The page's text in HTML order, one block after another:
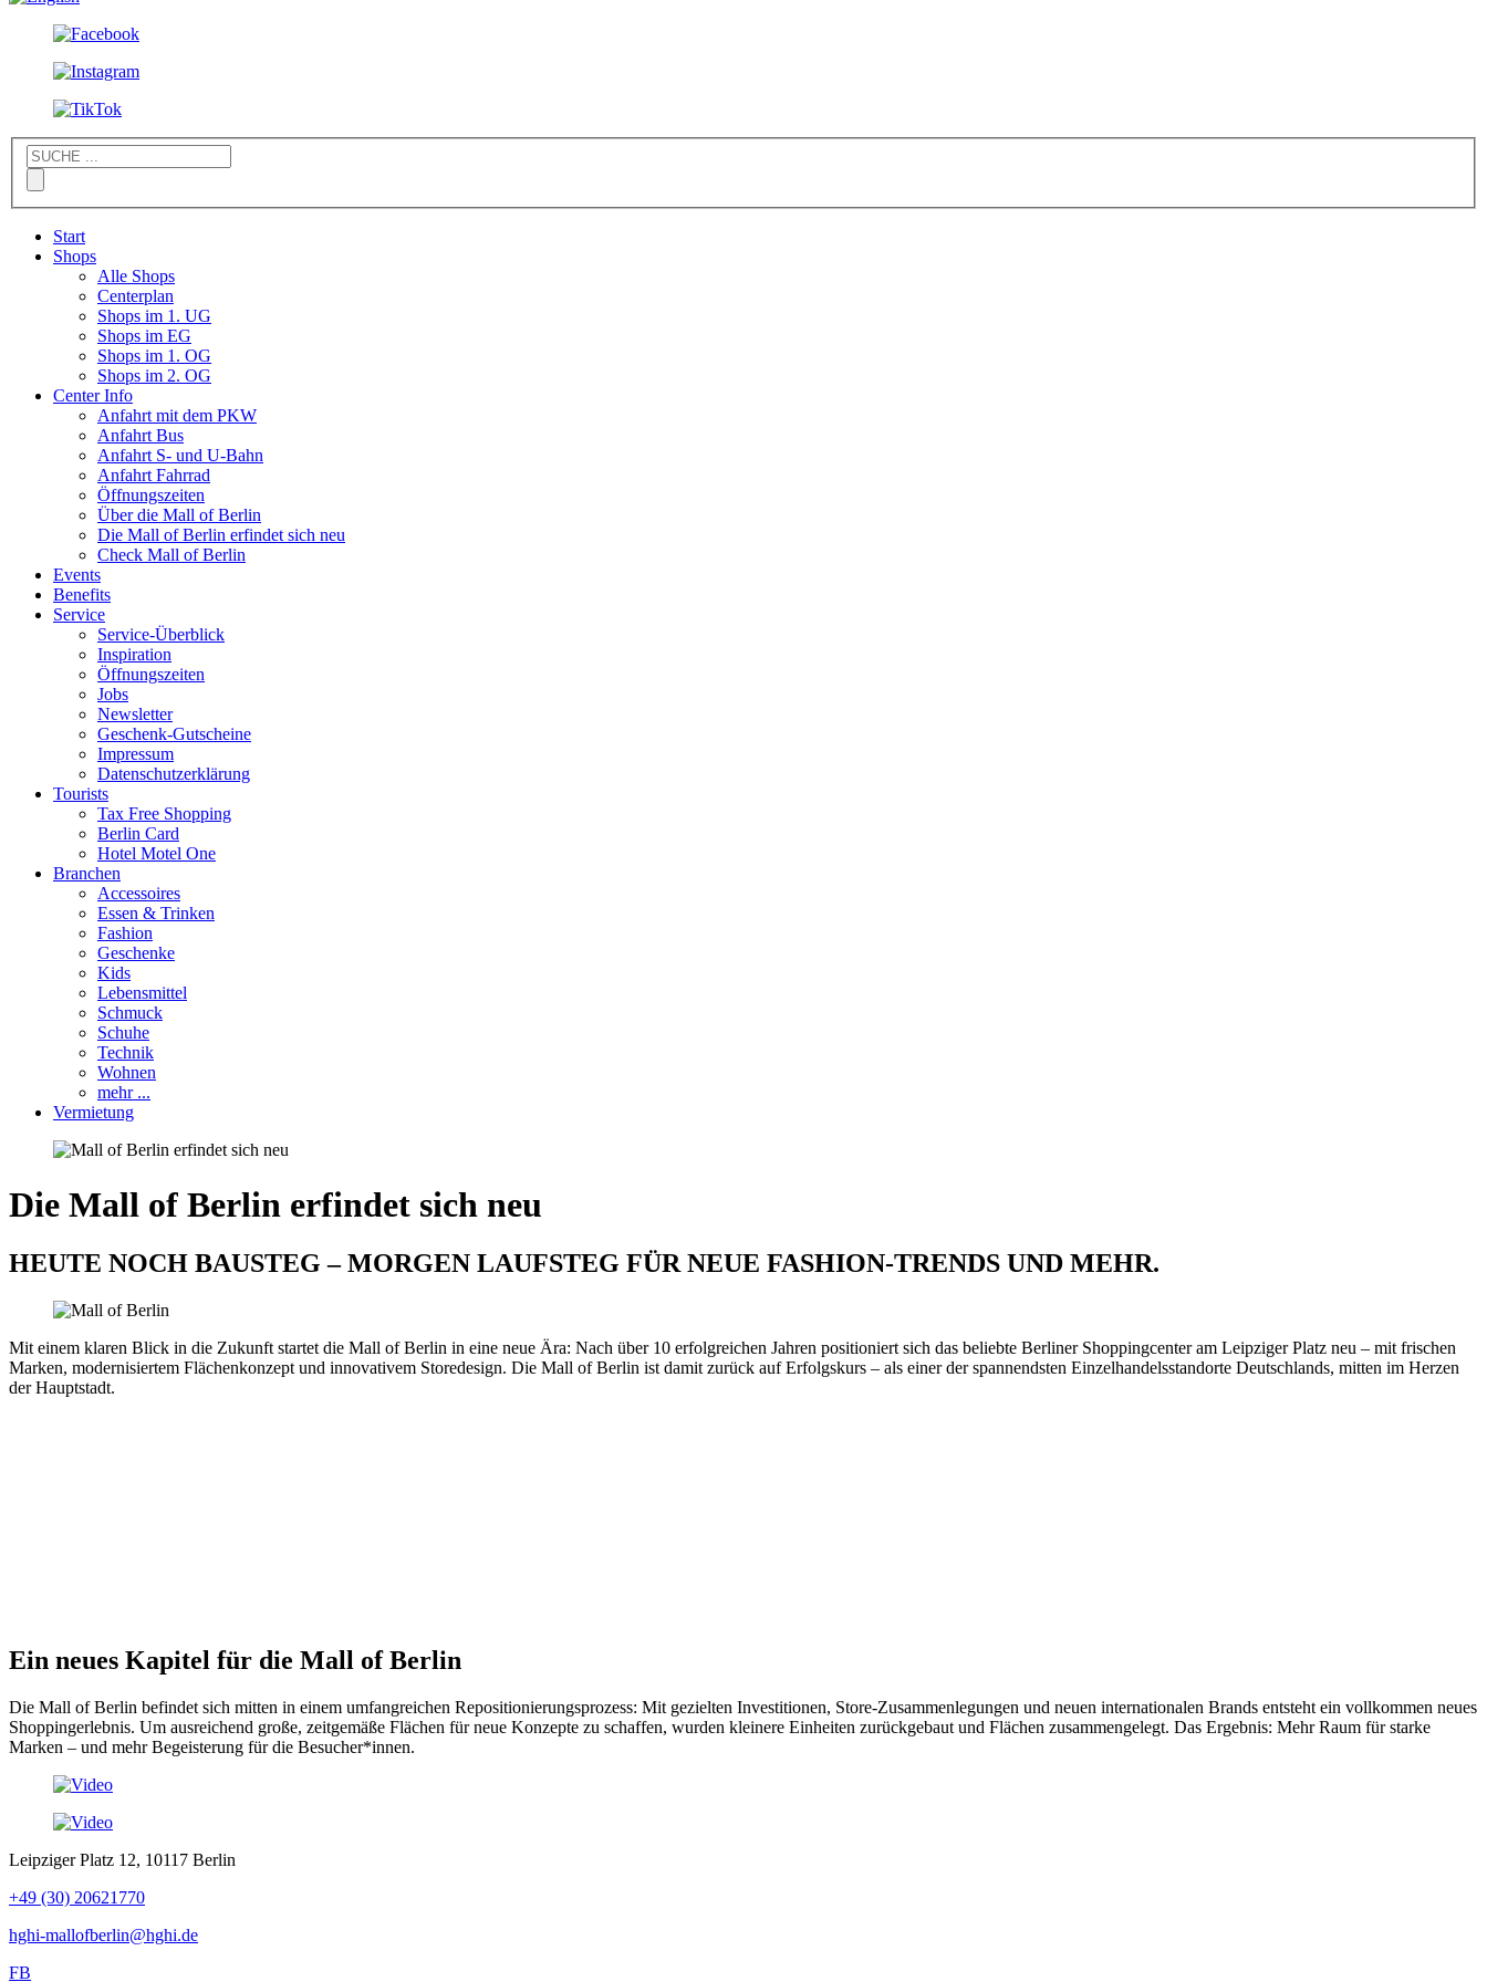
Start
Shops
Alle Shops
Centerplan
Shops im 1. UG
Shops im EG
Shops im 1. OG
Shops im 2. OG
Center Info
Anfahrt mit dem PKW
Anfahrt Bus
Anfahrt S- und U-Bahn
Anfahrt Fahrrad
Öffnungszeiten
Über die Mall of Berlin
Die Mall of Berlin erfindet sich neu
Check Mall of Berlin
Events
Benefits
Service
Service-Überblick
Inspiration
Öffnungszeiten
Jobs
Newsletter
Geschenk-Gutscheine
Impressum
Datenschutzerklärung
Tourists
Tax Free Shopping
Berlin Card
Hotel Motel One
Branchen
Accessoires
Essen & Trinken
Fashion
Geschenke
Kids
Lebensmittel
Schmuck
Schuhe
Technik
Wohnen
mehr ...
Vermietung
Die Mall of Berlin erfindet sich neu
HEUTE NOCH BAUSTEG – MORGEN LAUFSTEG FÜR NEUE FASHION-TRENDS UND MEHR.
Mit einem klaren Blick in die Zukunft startet die Mall of Berlin in eine neue Ära: Nach über 10 erfolgreichen Jahren positioniert sich das beliebte Berliner Shoppingcenter am Leipziger Platz neu – mit frischen
Marken, modernisiertem Flächenkonzept und innovativem Storedesign. Die Mall of Berlin ist damit zurück auf Erfolgskurs – als einer der spannendsten Einzelhandelsstandorte Deutschlands, mitten im Herzen
der Hauptstadt.
Ein neues Kapitel für die Mall of Berlin
Die Mall of Berlin befindet sich mitten in einem umfangreichen Repositionierungsprozess: Mit gezielten Investitionen, Store-Zusammenlegungen und neuen internationalen Brands entsteht ein vollkommen neues
Shoppingerlebnis. Um ausreichend große, zeitgemäße Flächen für neue Konzepte zu schaffen, wurden kleinere Einheiten zurückgebaut und Flächen zusammengelegt. Das Ergebnis: Mehr Raum für starke
Marken – und mehr Begeisterung für die Besucher*innen.
Leipziger Platz 12, 10117 Berlin
+49 (30) 20621770
hghi-mallofberlin@hghi.de
FB